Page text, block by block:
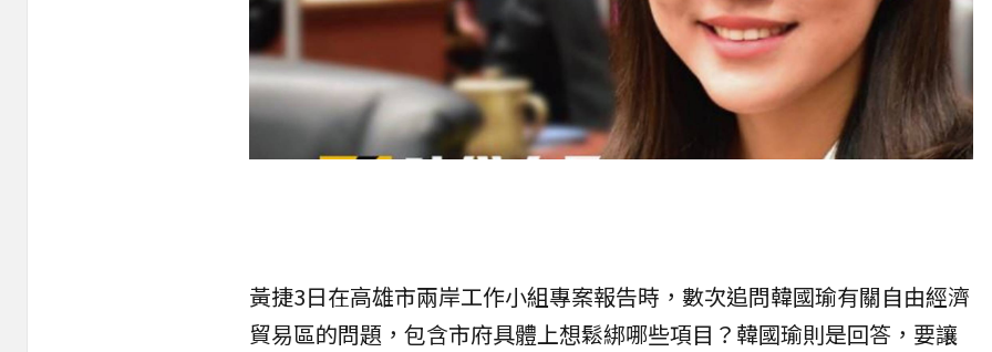
黃捷3日在高雄市兩岸工作小組專案報告時，數次追問韓國瑜有關自由經濟
貿易區的問題，包含市府具體上想鬆綁哪些項目？韓國瑜則是回答，要讓